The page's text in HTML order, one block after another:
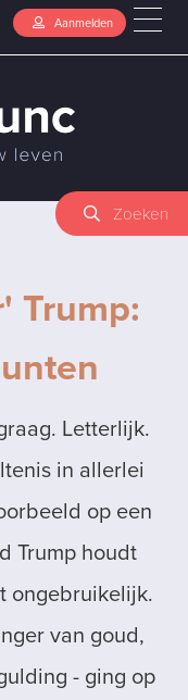
Aanmelden
Zoeken
Trump:
Letterlijk.
in allerlei
op een
Trump houdt
ongebruikelijk.
van goud,
- ging op